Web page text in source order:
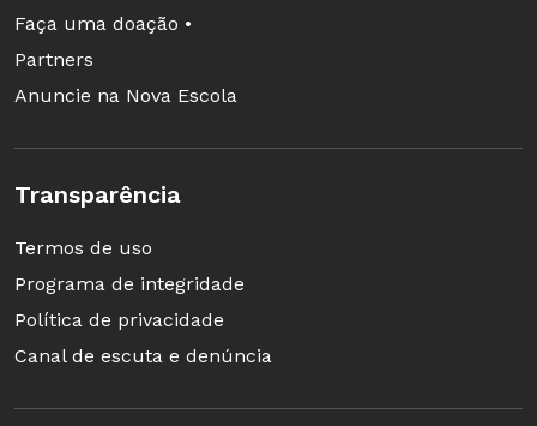
Faça uma doação •
Partners
Anuncie na Nova Escola
Transparência
Termos de uso
Programa de integridade
Política de privacidade
Canal de escuta e denúncia